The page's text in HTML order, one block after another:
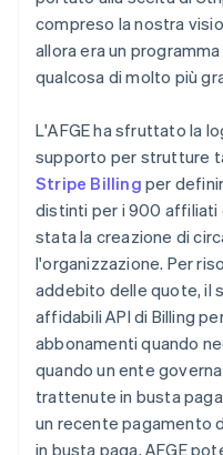
compreso la nostra
allora era un
qualcosa di molto più
L'AFGE ha sfruttato la
supporto per strutture
Stripe Billing per
distinti per i 900 affiliati
stata la creazione di
l'organizzazione. Per
addebito delle quote, il
affidabili API di Billing
abbonamenti quando
quando un ente
trattenute in busta paga
un recente pagamento
in busta paga, AFGE